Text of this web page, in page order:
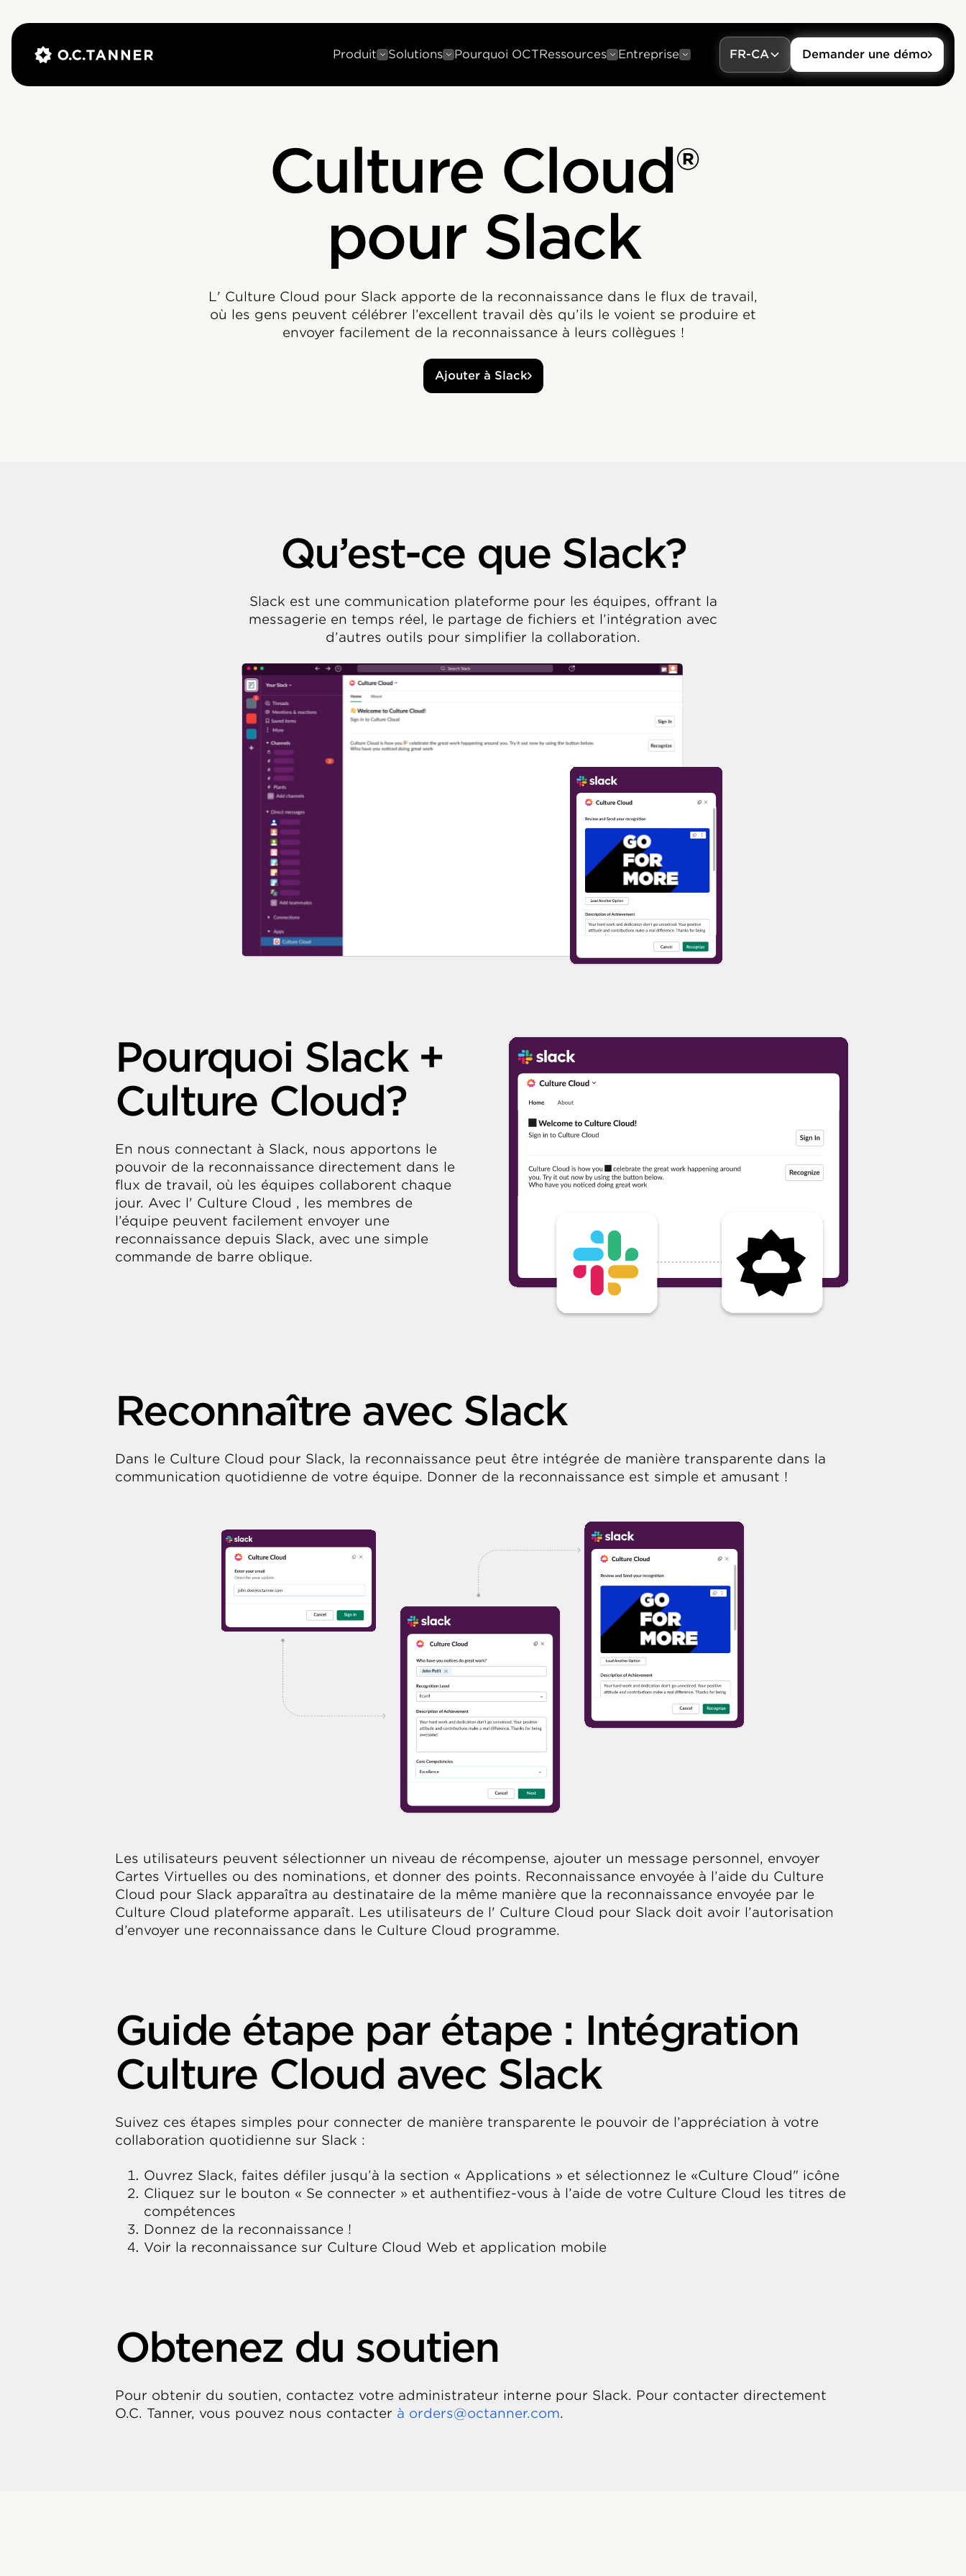
Produit Solutions Pourquoi OCTRessources Entreprise FR-CA Demander une démo
Culture Cloud®
pour Slack
L' Culture Cloud pour Slack apporte de la reconnaissance dans le flux de travail,
où les gens peuvent célébrer l’excellent travail dès qu’ils le voient se produire et
envoyer facilement de la reconnaissance à leurs collègues !
Ajouter à Slack
Qu’est-ce que Slack?
Slack est une communication plateforme pour les équipes, offrant la
messagerie en temps réel, le partage de fichiers et l’intégration avec
d’autres outils pour simplifier la collaboration.
Pourquoi Slack +
Culture Cloud?
En nous connectant à Slack, nous apportons le
pouvoir de la reconnaissance directement dans le
flux de travail, où les équipes collaborent chaque
jour. Avec l' Culture Cloud , les membres de
l’équipe peuvent facilement envoyer une
reconnaissance depuis Slack, avec une simple
commande de barre oblique.
Reconnaître avec Slack
Dans le Culture Cloud pour Slack, la reconnaissance peut être intégrée de manière transparente dans la
communication quotidienne de votre équipe. Donner de la reconnaissance est simple et amusant !
Les utilisateurs peuvent sélectionner un niveau de récompense, ajouter un message personnel, envoyer
Cartes Virtuelles ou des nominations, et donner des points. Reconnaissance envoyée à l’aide du Culture
Cloud pour Slack apparaîtra au destinataire de la même manière que la reconnaissance envoyée par le
Culture Cloud plateforme apparaît. Les utilisateurs de l' Culture Cloud pour Slack doit avoir l’autorisation
d’envoyer une reconnaissance dans le Culture Cloud programme.
Guide étape par étape : Intégration
Culture Cloud avec Slack
Suivez ces étapes simples pour connecter de manière transparente le pouvoir de l’appréciation à votre
collaboration quotidienne sur Slack :
Ouvrez Slack, faites défiler jusqu’à la section « Applications » et sélectionnez le «Culture Cloud" icône
Cliquez sur le bouton « Se connecter » et authentifiez-vous à l’aide de votre Culture Cloud les titres de
compétences
Donnez de la reconnaissance !
Voir la reconnaissance sur Culture Cloud Web et application mobile
Obtenez du soutien
Pour obtenir du soutien, contactez votre administrateur interne pour Slack. Pour contacter directement
O.C. Tanner, vous pouvez nous contacter à orders@octanner.com.